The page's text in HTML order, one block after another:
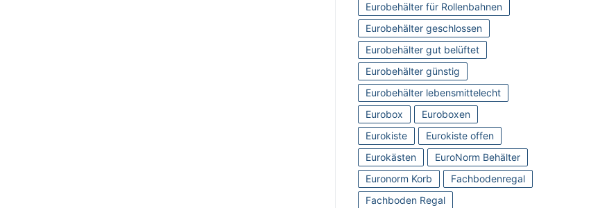
Eurobehälter für Rollenbahnen
Eurobehälter geschlossen
Eurobehälter gut belüftet
Eurobehälter günstig
Eurobehälter lebensmittelecht
Eurobox
Euroboxen
Eurokiste
Eurokiste offen
Eurokästen
EuroNorm Behälter
Euronorm Korb
Fachbodenregal
Fachboden Regal